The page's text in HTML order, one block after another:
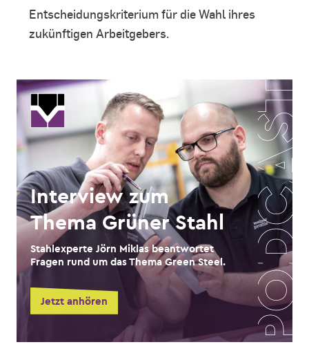
Entscheidungskriterium für die Wahl ihres
zukünftigen Arbeitgebers.
Interview zum
Thema Grüner Stahl
Stahlexperte Jörn Miklas beantwortet
Fragen rund um das Thema Green Steel.
Jetzt anhören